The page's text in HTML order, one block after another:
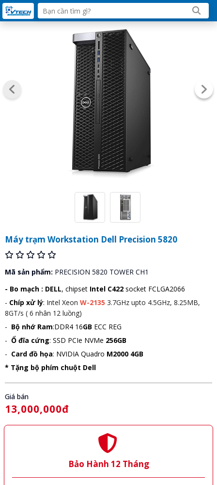
Máy trạm Workstation Dell Precision 5820
Mã sản phẩm: PRECISION 5820 TOWER CH1
- Bo mạch : DELL, chipset Intel C422socket FCLGA2066
- Chíp xử lý: Intel Xeon W-2135 3.7GHz upto 4.5GHz, 8.25MB,
8GT/s ( 6 nhân 12 luồng)
- Bộ nhớ Ram:DDR4 16GB ECC REG
- Ổ đĩa cứng: SSD PCIe NVMe 256GB
- Card đồ họa: NVIDIA Quadro M2000 4GB
* Tặng bộ phím chuột Dell
Giá bán
13,000,000đ
Bảo Hành 12 Tháng